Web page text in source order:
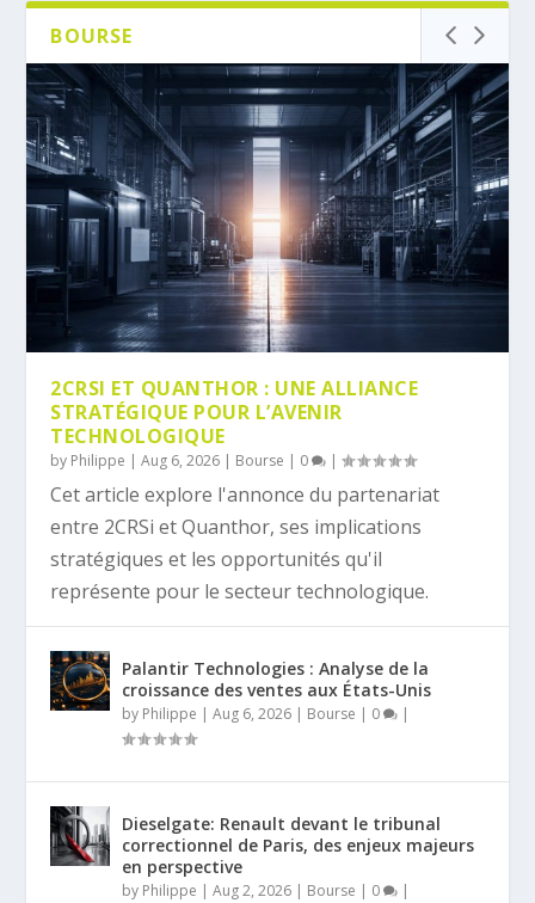
BOURSE
2CRSI ET QUANTHOR : UNE ALLIANCE
STRATÉGIQUE POUR L’AVENIR
TECHNOLOGIQUE
by Philippe |Aug 6, 2026 | Bourse | 0 |
Cet article explore l'annonce du partenariat
entre 2CRSi et Quanthor, ses implications
stratégiques et les opportunités qu'il
représente pour le secteur technologique.
Palantir Technologies : Analyse de la
croissance des ventes aux États-Unis
by Philippe |Aug 6, 2026 | Bourse | 0 |
Dieselgate: Renault devant le tribunal
correctionnel de Paris, des enjeux majeurs
en perspective
by Philippe |Aug 2, 2026 | Bourse | 0 |